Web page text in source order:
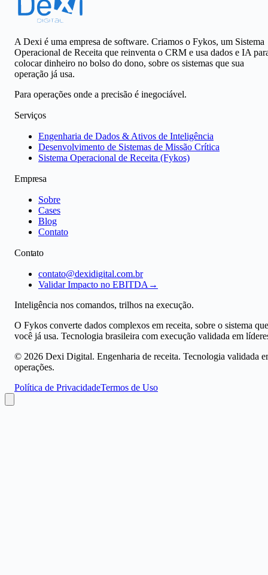
A Dexi é uma empresa de software. Criamos o Fykos, um Sistema
Operacional de Receita que reinventa o CRM e usa dados e IA
colocar dinheiro no bolso do dono, sobre os sistemas que sua
operação já usa.
Para operações onde a precisão é inegociável.
Serviços
Engenharia de Dados & Ativos de Inteligência
Desenvolvimento de Sistemas de Missão Crítica
Sistema Operacional de Receita (Fykos)
Empresa
Sobre
Cases
Blog
Contato
Contato
contato@dexidigital.com.br
Validar Impacto no EBITDA →
Inteligência nos comandos, trilhos na execução.
O Fykos converte dados complexos em receita, sobre o sistema que
você já usa. Tecnologia brasileira com execução validada em
© 2026 Dexi Digital. Engenharia de receita. Tecnologia validada
operações.
Política de PrivacidadeTermos de Uso